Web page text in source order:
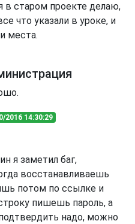
в старом проекте делаю,
что указали в уроке, и
места.
2016 14:30:29
я заметил баг,
восстанавливаешь
потом по ссылке и
пишешь пароль, а
надо, можно